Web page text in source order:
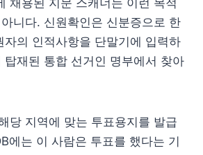
니다. 신원확인은 신분증으로 한
자의 인적사항을 단말기에 입력하
탑재된 통합 선거인 명부에서 찾아
당 지역에 맞는 투표용지를 발급
에는 이 사람은 투표를 했다는 기